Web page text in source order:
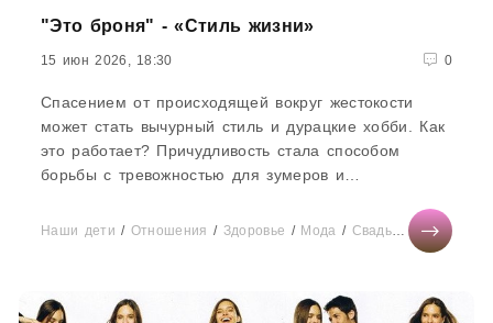
"Это броня" - «Стиль жизни»
15 июн 2026, 18:30 0
Спасением от происходящей вокруг жестокости
может стать вычурный стиль и дурацкие хобби. Как
это работает? Причудливость стала способом
борьбы с тревожностью для зумеров и
Наши дети / Отношения / Здоровье / Мода / Свадьба /Тесты